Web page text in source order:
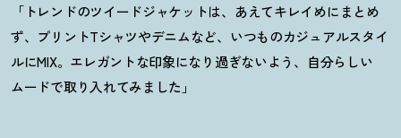
「トレンドのツイードジャケットは、あえてキレイめにまとめ
ず、プリントTシャツやデニムなど、いつものカジュアルスタイ
ルにMIX。エレガントな印象になり過ぎないよう、自分らしい
ムードで取り入れてみました」